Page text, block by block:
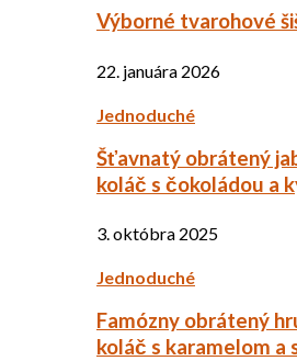
Výborné tvarohové
22. januára 2026
Jednoduché
Šťavnatý obrátený
koláč s čokoládou a
3. októbra 2025
Jednoduché
Famózny obrátený
koláč s karamelom a